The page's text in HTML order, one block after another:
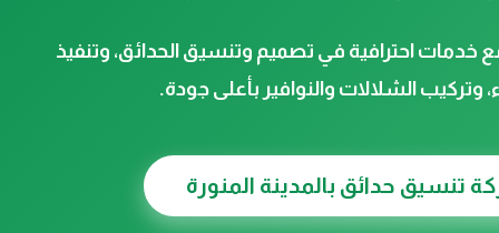
خدمات احترافية في تصميم وتنسيق الحدائق، وتنفيذ
الشلالات والنوافير بأعلى جودة.
تنسيق حدائق بالمدينة المنورة